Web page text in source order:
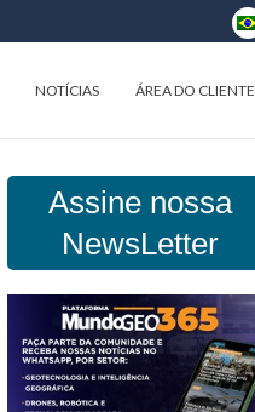
NOTÍCIAS ÁREA DO CLIENTE
Assine nossa
NewsLetter